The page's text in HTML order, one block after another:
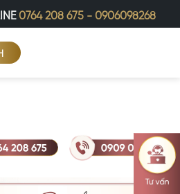
0764 208 675 -0906098268